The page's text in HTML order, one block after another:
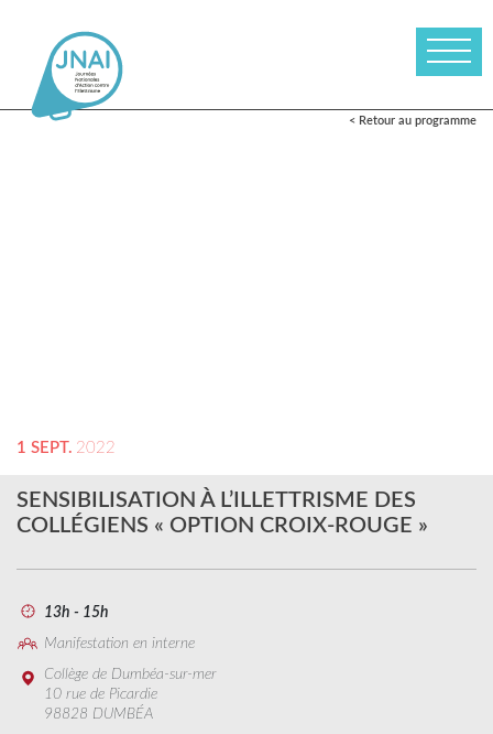
< Retour au programme
1 SEPT. 2022
SENSIBILISATION À L’ILLETTRISME DES
COLLÉGIENS « OPTION CROIX-ROUGE »
13h - 15h
Manifestation en interne
Collège de Dumbéa-sur-mer
10 rue de Picardie
98828 DUMBÉA